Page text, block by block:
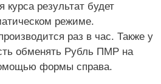
результат будет
режиме.
раз в час. Также у
обменять Рубль ПМР на
формы справа.